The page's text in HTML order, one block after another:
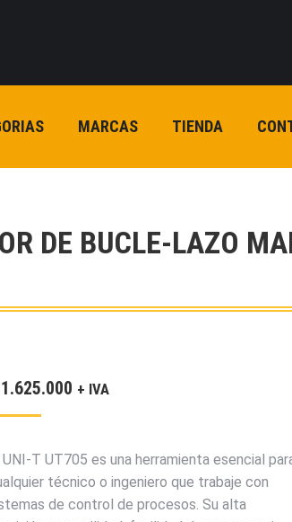
MARCAS TIENDA
DE BUCLE-LAZO
1.625.000 + IVA
UNI-T UT705 es una herramienta esencial
técnico o ingeniero que trabaje con
de control de procesos. Su alta